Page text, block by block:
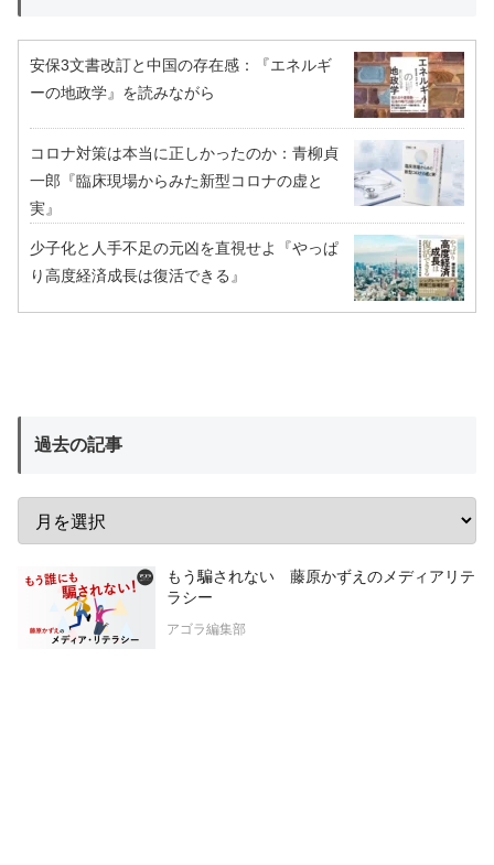
安保3文書改訂と中国の存在感：『エネルギ
ーの地政学』を読みながら
コロナ対策は本当に正しかったのか：青柳貞
一郎『臨床現場からみた新型コロナの虚と
実』
少子化と人手不足の元凶を直視せよ『やっぱ
り高度経済成長は復活できる』
過去の記事
もう騙されない 藤原かずえのメディアリテ
ラシー
アゴラ編集部